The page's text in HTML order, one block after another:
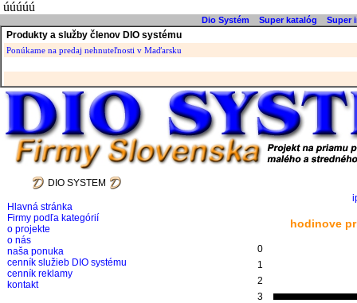
úúúúú
Dio Systém Super katalóg Super
Produkty a služby členov DIO systému
Ponúkame na predaj nehnuteľnosti v Maďarsku
DIO SYSTEM
Hlavná stránka
Firmy podľa kategórií
o projekte
o nás
naša ponuka
cenník služieb DIO systému
cenník reklamy
kontakt
hodinove
0
1
2
3